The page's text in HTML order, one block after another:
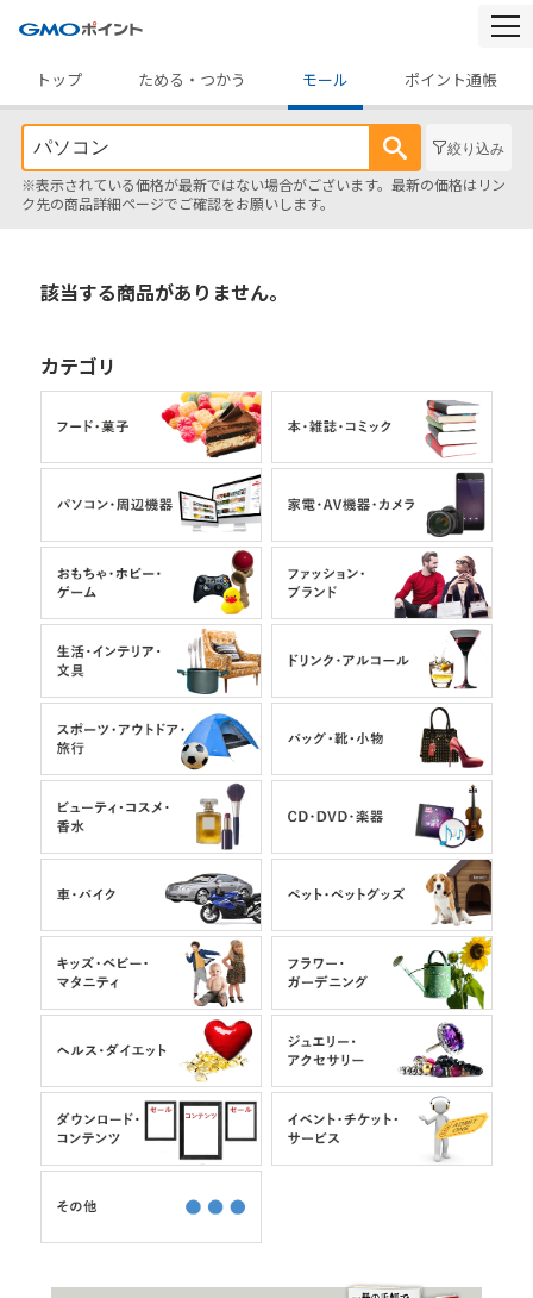
トップ
ためる・つかう モール ポイント通帳
絞り込み
※表示されている価格が最新ではない場合がございます。最新の価格はリン
ク先の商品詳細ページでご確認をお願いします。
該当する商品がありません。
カテゴリ